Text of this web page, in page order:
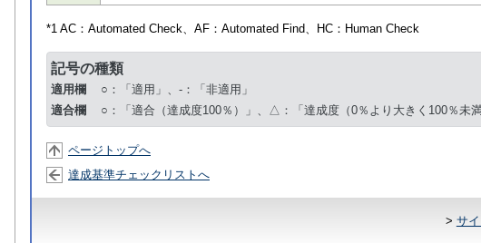
*1 AC： Automated Check、AF： Automated Find、HC： Human Check
記号の種類
適用欄
○：「適用」、-：「非適用」
適合欄
○：「適合（達成度100％）」、△：「達成度（0％より大きく100％未
ページトップへ
達成基準チェックリストへ
> サ